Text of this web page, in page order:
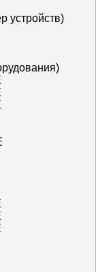
устройств)